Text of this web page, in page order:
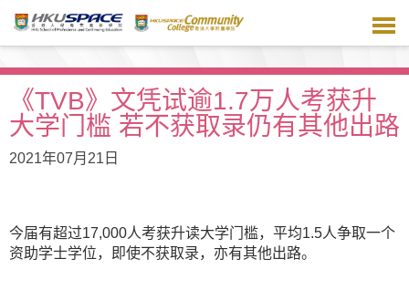
主
《TVB》文凭试逾1.7万人考获升
大学门槛 若不获取录仍有其他出路
2021年07月21日
今届有超过17,000人考获升读大学门槛，平均1.5人争取一个
资助学士学位，即使不获取录，亦有其他出路。